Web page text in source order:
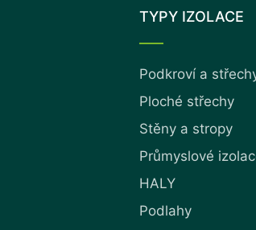
TYPY IZOLACE
Podkroví a
Ploché střechy
Stěny a stropy
Průmyslové
HALY
Podlahy